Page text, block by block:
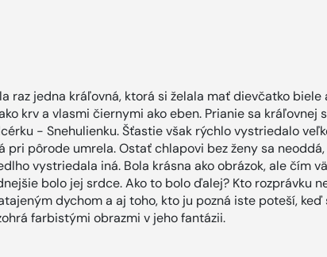
raz jedna kráľovná, ktorá si želala mať dievčatko biele
krv a vlasmi čiernymi ako eben. Prianie sa kráľovnej
- Snehulienku. Šťastie však rýchlo vystriedalo
pri pôrode umrela. Ostať chlapovi bez ženy sa
vystriedala iná. Bola krásna ako obrázok, ale čím
bolo jej srdce. Ako to bolo ďalej? Kto rozprávku
dychom a aj toho, kto ju pozná iste poteší, keď
farbistými obrazmi v jeho fantázii.